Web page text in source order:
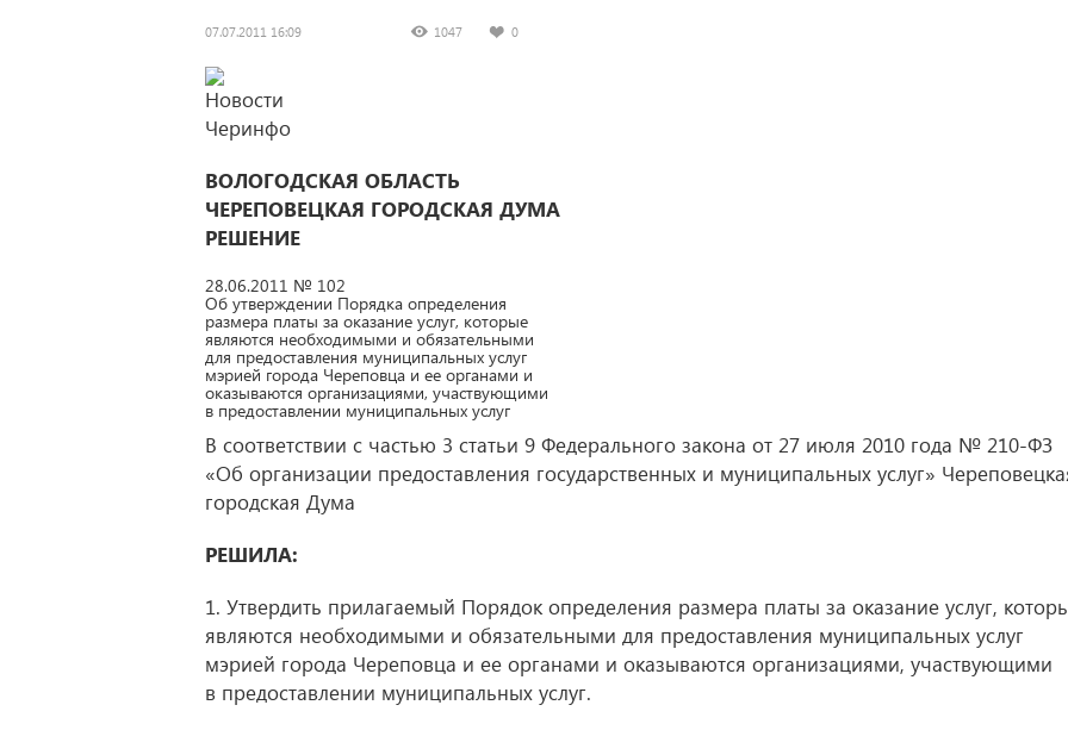
07.07.2011 16:09 1047 0
ВОЛОГОДСКАЯ ОБЛАСТЬ
ЧЕРЕПОВЕЦКАЯ ГОРОДСКАЯ ДУМА
РЕШЕНИЕ
28.06.2011 № 102
Об утверждении Порядка определения
размера платы за оказание услуг, которые
являются необходимыми и обязательными
для предоставления муниципальных услуг
мэрией города Череповца и ее органами и
оказываются организациями, участвующими
в предоставлении муниципальных услуг
В соответствии с частью 3 статьи 9 Федерального закона от 27 июля 2010 года № 210-ФЗ
«Об организации предоставления государственных и муниципальных услуг»
городская Дума
РЕШИЛА:
1. Утвердить прилагаемый Порядок определения размера платы за оказание услуг,
являются необходимыми и обязательными для предоставления муниципальных услуг
мэрией города Череповца и ее органами и оказываются организациями, участвующими
в предоставлении муниципальных услуг.